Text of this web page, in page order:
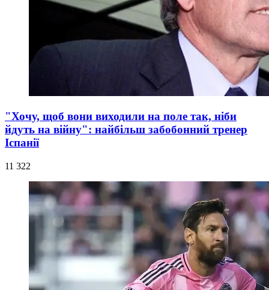
"Хочу, щоб вони виходили на поле так, ніби
йдуть на війну": найбільш забобонний тренер
Іспанії
11 322